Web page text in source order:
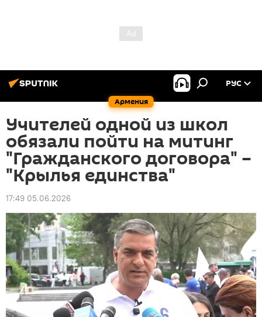
Армения
РУС
Учителей одной из школ
обязали пойти на митинг
"Гражданского договора" –
"Крылья единства"
17:49 05.06.2026